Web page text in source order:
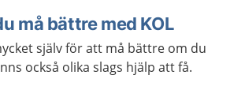
må bättre med KOL
själv för att må bättre om du
också olika slags hjälp att få.